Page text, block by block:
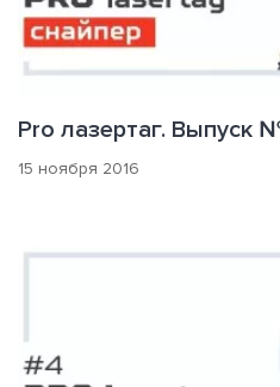
Pro лазертаг. Выпуск
15 ноября 2016